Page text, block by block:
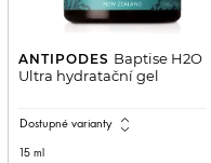
ANTIPODES Baptise H2O
Ultra hydratační gel
Dostupné varianty expand_all
15 ml